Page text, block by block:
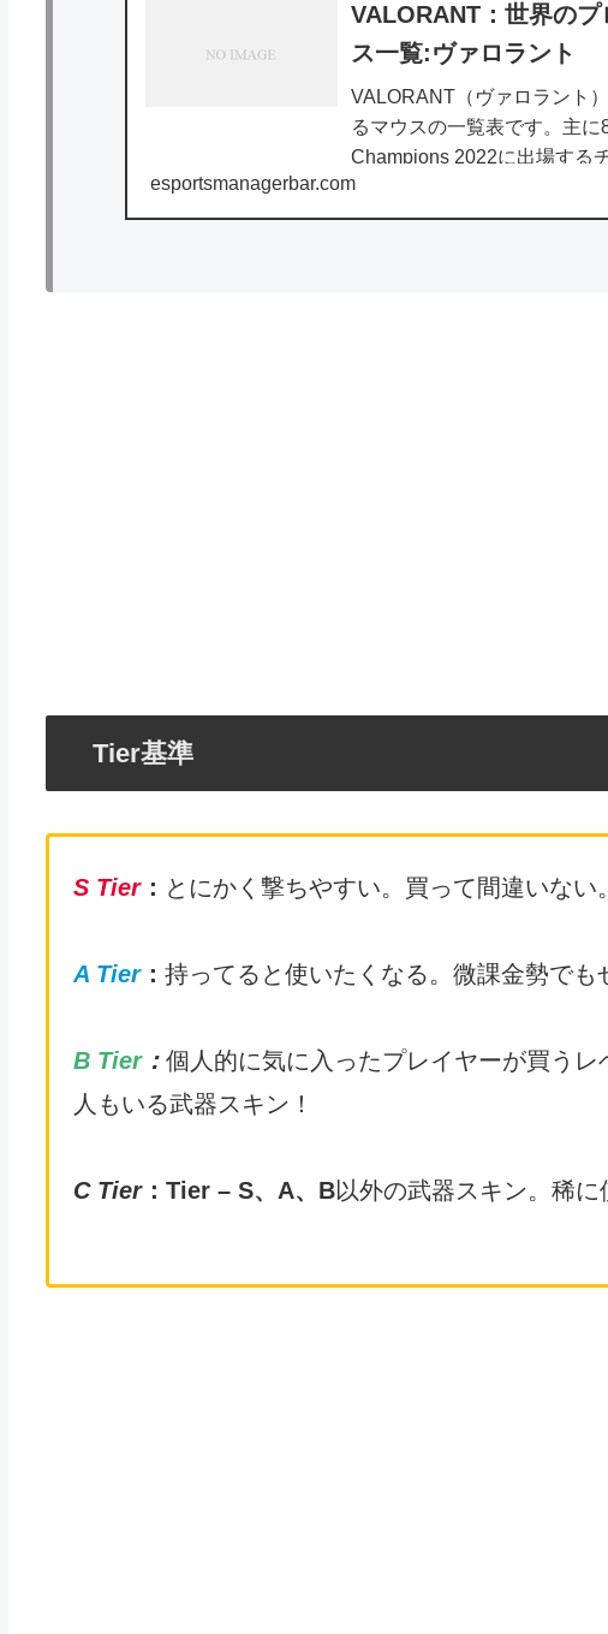
VALORANT：世界の
ス一覧:ヴァロラント
VALORANT（ヴァロラント
るマウスの一覧表です。主
Champions 2022に出場する
購入される際は参考にしてみ
esportsmanagerbar.com
Tier基準
S Tier： とにかく撃ちやすい。買って間違いな
A Tier： 持ってると使いたくなる。微課金勢でも
B Tier： 個人的に気に入ったプレイヤーが買う
人もいる武器スキン！
C Tier：Tier – S、A、B以外の武器スキン。稀に